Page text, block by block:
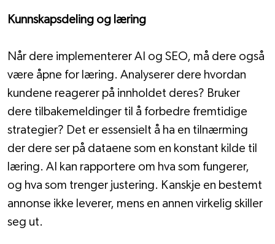
Kunnskapsdeling og læring
Når dere implementerer AI og SEO, må dere også
være åpne for læring. Analyserer dere hvordan
kundene reagerer på innholdet deres? Bruker
dere tilbakemeldinger til å forbedre fremtidige
strategier? Det er essensielt å ha en tilnærming
der dere ser på dataene som en konstant kilde til
læring. AI kan rapportere om hva som fungerer,
og hva som trenger justering. Kanskje en bestemt
annonse ikke leverer, mens en annen virkelig skiller
seg ut.